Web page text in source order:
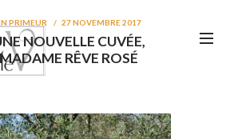
PRIMEUR 27 NOVEMBRE 2017
NOUVELLE CUVÉE,
MADAME RÊVE ROSÉ